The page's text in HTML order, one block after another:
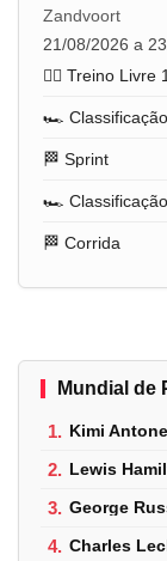
Zandvoort
21/08/2026 a
🏋️‍♂️ Treino Livre 1
🏎️
🏁 Sprint
🏎️ Classificação
🏁 Corrida
Mundial de
1. Kimi
2. Lewis
3. George
4. Charles